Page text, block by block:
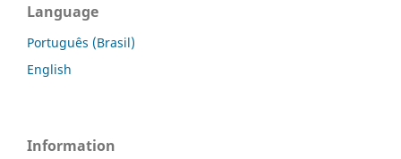
Language
Português (Brasil)
English
Information